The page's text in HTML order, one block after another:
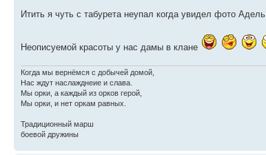
Итить я чуть с табурета неупал когда увидел фото Адель
Неописуемой красоты у нас дамы в клане
Когда мы вернёмся с добычей домой,
Нас ждут наслажднеие и слава.
Мы орки, а каждый из орков герой,
Мы орки, и нет оркам равных.
Традиционный марш
боевой дружины